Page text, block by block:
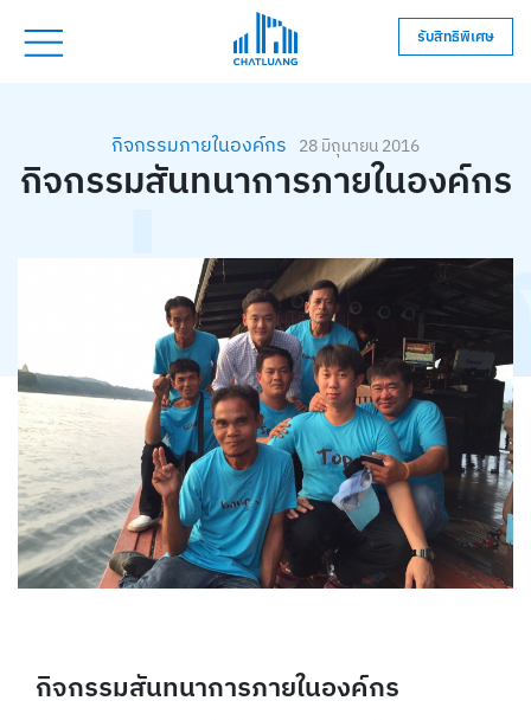
รับสิทธิพิเศษ
กิจกรรมภายในองค์กร 28 มิถุนายน 2016
กิจกรรมสันทนาการภายในองค์กร
ข่าว
กิจกรรมสันทนาการภายในองค์กร